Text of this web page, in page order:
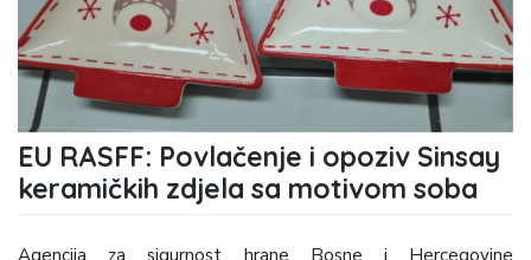
EU RASFF: Povlačenje i opoziv Sinsay
keramičkih zdjela sa motivom soba
Agencija za sigurnost hrane Bosne i Hercegovine